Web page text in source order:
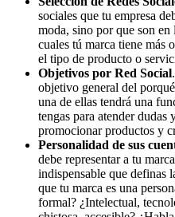
sociales que tu empresa
moda, sino por que son en
cuales tú marca tiene más
el tipo de producto o
Objetivos por Red Social
objetivo general del
una de ellas tendrá una
tengas para atender dudas
promocionar productos y
Personalidad de sus
debe representar a tu
indispensable que definas
que tu marca es una
formal? ¿Intelectual,